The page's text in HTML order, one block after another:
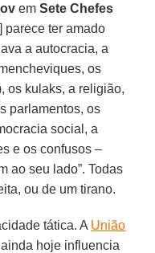
emSete Chefes
parece ter amado
a autocracia, a
os
os kulaks, a religião,
parlamentos, os
social, a
e os confusos –
ao seu lado”. Todas
ou de um tirano.
tática. A União
hoje influencia